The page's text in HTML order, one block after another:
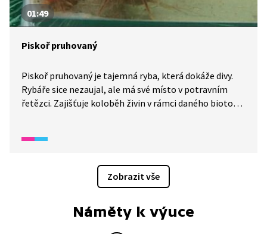
01:49
Piskoř pruhovaný
Piskoř pruhovaný je tajemná ryba, která dokáže divy.
Rybáře sice nezaujal, ale má své místo v potravním
řetězci. Zajišťuje koloběh živin v rámci daného biotopu
Na rybu toho vydrží opravdu hodně. Přesto je
Zobrazit vše
Náměty k výuce